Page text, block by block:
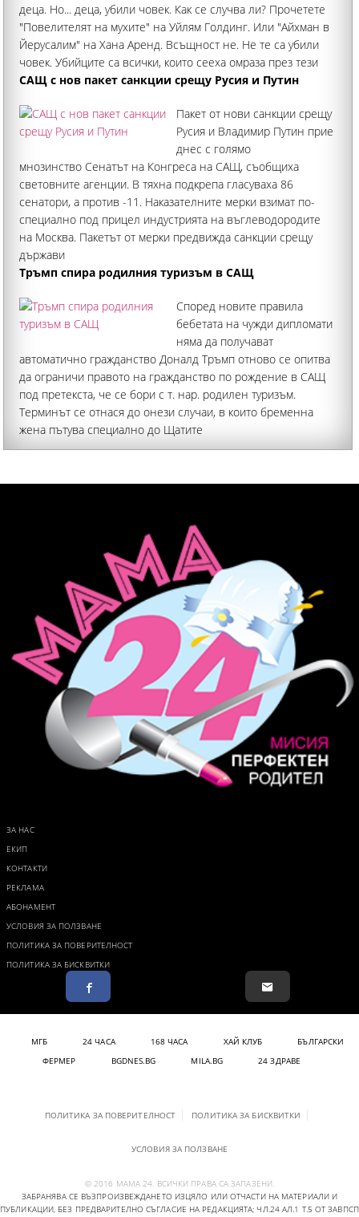
деца. Но... деца, убили човек. Как се случва ли? Прочетете
"Повелителят на мухите" на Уйлям Голдинг. Или "Айхман в
Йерусалим" на Хана Аренд. Всъщност не. Не те са убили
човек. Убийците са всички, които сееха омраза през тези
години
САЩ с нов пакет санкции срещу Русия и Путин
Пакет от нови санкции срещу
Русия и Владимир Путин прие
днес с голямо
мнозинство Сенатът на Конгреса на САЩ, съобщиха
световните агенции. В тяхна подкрепа гласуваха 86
сенатори, а против -11. Наказателните мерки взимат по-
специално под прицел индустрията на въглеводородите
на Москва. Пакетът от мерки предвижда санкции срещу
държави
Тръмп спира родилния туризъм в САЩ
Според новите правила
бебетата на чужди дипломати
няма да получават
автоматично гражданство Доналд Тръмп отново се опитва
да ограничи правото на гражданство по рождение в САЩ
под претекста, че се бори с т. нар. родилен туризъм.
Терминът се отнася до онези случаи, в които бременна
жена пътува специално до Щатите
ЗА НАС
ЕКИП
КОНТАКТИ
РЕКЛАМА
АБОНАМЕНТ
УСЛОВИЯ ЗА ПОЛЗВАНЕ
ПОЛИТИКА ЗА ПОВЕРИТЕЛНОСТ
ПОЛИТИКА ЗА БИСКВИТКИ
МГБ 24 ЧАСА 168 ЧАСА ХАЙ КЛУБ
БЪЛГАРСКИ
ФЕРМЕР
BGDNES.BG MILA.BG 24 ЗДРАВЕ
ПОЛИТИКА ЗА ПОВЕРИТЕЛНОСТ ПОЛИТИКА ЗА БИСКВИТКИ
УСЛОВИЯ ЗА ПОЛЗВАНЕ
© 2016 МАМА 24. ВСИЧКИ ПРАВА СА ЗАПАЗЕНИ.
ЗАБРАНЯВА СЕ ВЪЗПРОИЗВЕЖДАНЕТО ИЗЦЯЛО ИЛИ ОТЧАСТИ НА МАТЕРИАЛИ И
ПУБЛИКАЦИИ, БЕЗ ПРЕДВАРИТЕЛНО СЪГЛАСИЕ НА РЕДАКЦИЯТА; ЧЛ.24 АЛ.1 Т.5 ОТ ЗАВПСП